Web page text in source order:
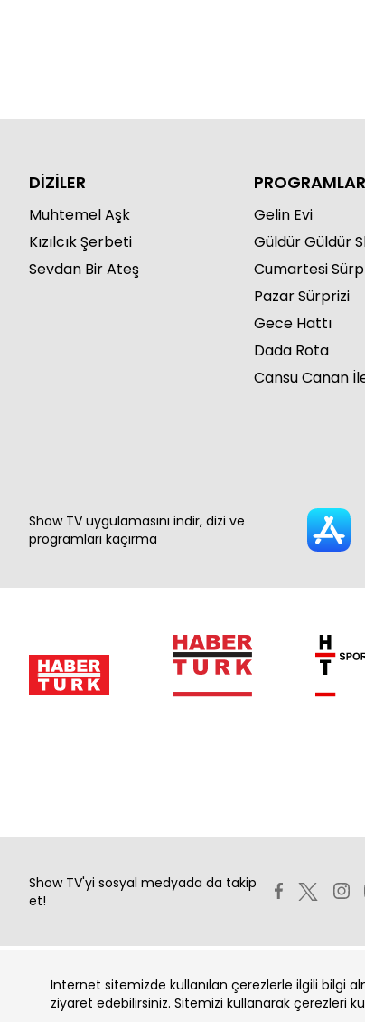
İnternet sitemizde kullanılan çerezlerle ilgili bilgi
ziyaret edebilirsiniz. Sitemizi kullanarak çerezleri
DİZİLER
Muhtemel Aşk
Kızılcık Şerbeti
Sevdan Bir Ateş
PROGRAMLAR
Gelin Evi
Güldür Güldür
Cumartesi
Pazar Sürprizi
Gece Hattı
Dada Rota
Cansu Canan
Show TV uygulamasını indir, dizi ve
programları kaçırma
Show TV'yi sosyal medyada da takip
et!
Copyright 2026 Show Televizyon Yayıncılık A.Ş.